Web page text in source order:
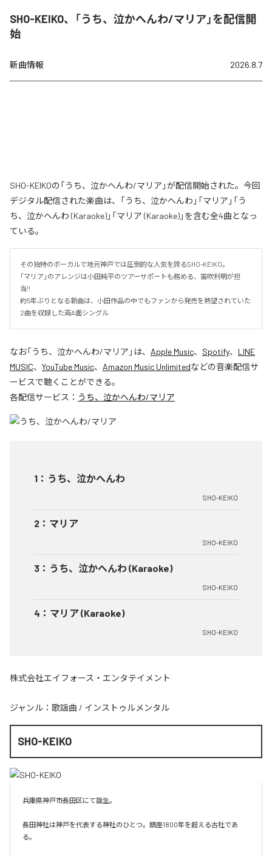
SHO-KEIKO、「うち、泣かへんわ/マリア」を配信開
始
新曲情報 2026.8.7
SHO-KEIKOの「うち、泣かへんわ/マリア」が配信開始された。今回
デジタル配信された楽曲は、「うち、泣かへんわ」「マリア」「う
ち、泣かへんわ (Karaoke)」「マリア (Karaoke)」を含む全4曲となっ
ている。
その独特のボーカルで地元神戸では圧倒的な人気を誇るSHO-KEIKO。
「マリア」のアレンジは小田純平のツアーサポートも務める、笛吹利明が担
当!!
約5年ぶりとなる新曲は、小田作品の中でもファンから発売を熱望されていた
2曲を収録した両A面シングル
なお「うち、泣かへんわ/マリア 」は、 Apple Music、 Spotify、 LINE
MUSIC、 YouTube Music、 Amazon Music Unlimitedなどの音楽配信サ
ービスで聴くことができる。
各配信サービス： うち、泣かへんわ/マリア
1 ： うち、泣かへんわ
SHO-KEIKO
2 ： マリア
SHO-KEIKO
3 ： うち、泣かへんわ (Karaoke)
SHO-KEIKO
4 ： マリア (Karaoke)
SHO-KEIKO
株式会社エイフォース・エンタテイメント
ジャンル： 歌謡曲 / インストゥルメンタル
SHO-KEIKO
兵庫県神戸市長田区にて誕生。
長田神社は神戸を代表する神社のひとつ。鎮座1800年を超える古社であ
る。